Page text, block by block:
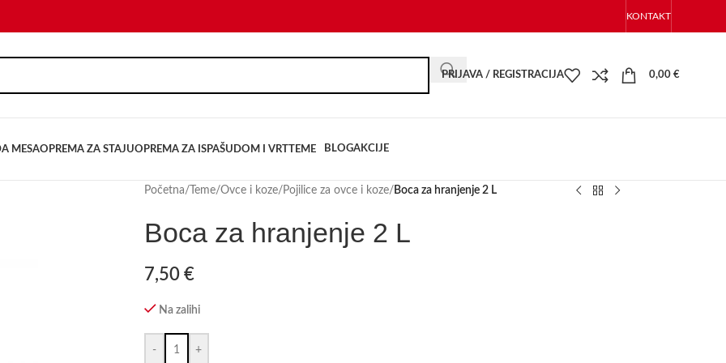
KONTAKT
PRIJAVA / REGISTRACIJA 0,00 €
MESAOPREMA ZA STAJUOPREMA ZA ISPAŠU DOM I VRTTEME BLOGAKCIJE
Početna/ Teme/Ovce i koze/ Pojilice za ovce i koze/ Boca za hranjenje 2 L
Boca za hranjenje 2 L
7,50 €
Na zalihi
- +